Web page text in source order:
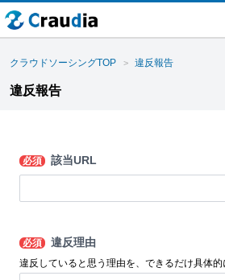
クラウドソーシングTOP 違反報告
違反報告
必須 該当URL
必須 違反理由
違反していると思う理由を、できるだけ具体的